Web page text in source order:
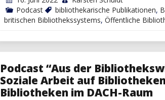
Podcast
bibliothekarische Publikationen,
britischen Bibliothekssystems, Öffentliche
Podcast “Aus der
Soziale Arbeit auf
Bibliotheken im DACH-Raum